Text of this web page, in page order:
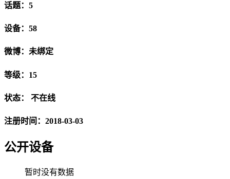
话题：5
设备：58
微博：未绑定
等级：15
状态： 不在线
注册时间：2018-03-03
公开设备
暂时没有数据